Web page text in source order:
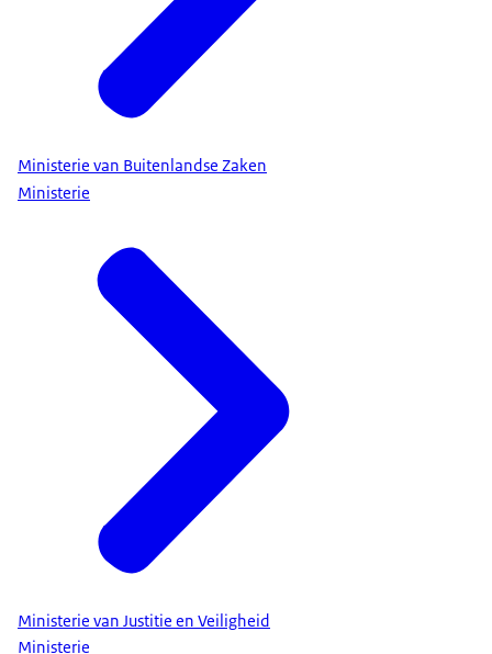
Ministerie van Buitenlandse Zaken
Ministerie
Ministerie van Justitie en Veiligheid
Ministerie